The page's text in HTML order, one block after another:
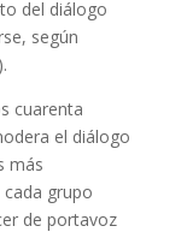
del diálogo
según
cuarenta
el diálogo
más
grupo
de portavoz